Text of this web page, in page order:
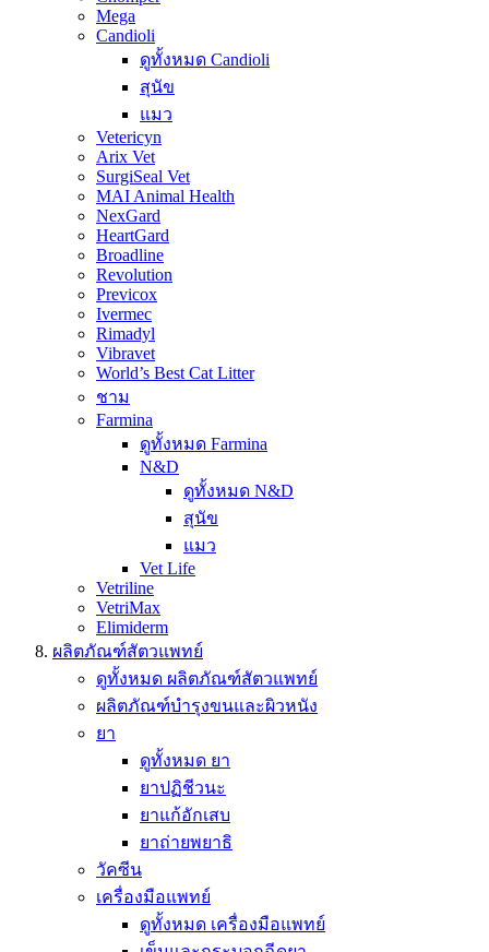
Mega
Candioli
ดูทั้งหมด Candioli
สุนัข
แมว
Vetericyn
Arix Vet
SurgiSeal Vet
MAI Animal Health
NexGard
HeartGard
Broadline
Revolution
Previcox
Ivermec
Rimadyl
Vibravet
World’s Best Cat Litter
ชาม
Farmina
ดูทั้งหมด Farmina
N&D
ดูทั้งหมด N&D
สุนัข
แมว
Vet Life
Vetriline
VetriMax
Elimiderm
ผลิตภัณฑ์สัตวแพทย์
ดูทั้งหมด ผลิตภัณฑ์สัตวแพทย์
ผลิตภัณฑ์บำรุงขนและผิวหนัง
ยา
ดูทั้งหมด ยา
ยาปฏิชีวนะ
ยาแก้อักเสบ
ยาถ่ายพยาธิ
วัคซีน
เครื่องมือแพทย์
ดูทั้งหมด เครื่องมือแพทย์